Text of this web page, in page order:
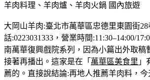
羊肉料理、羊肉爐、羊肉火鍋 國內旅遊
大岡山羊肉:臺北市萬華區忠德里東園街28
話:0223031333，營業時間:11:30–14:00/
南萬華復興戲院系列，因為小篇出外取稿
接著再播出。這家是在「 萬華區美食里 」
薦的。直接說結論:再地人推薦羊肉料，